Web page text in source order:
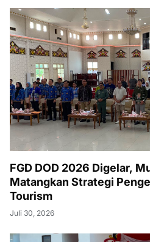
FGD DOD 2026 Digelar,
Matangkan Strategi
Tourism
Juli 30, 2026